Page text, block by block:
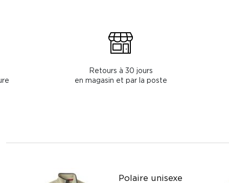
Retours à 30 jours
en magasin et par la poste
Polaire unisexe